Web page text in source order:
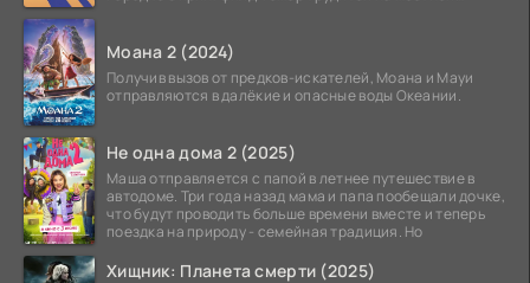
Моана 2 (2024)
Получив вызов от предков-искателей, Моана и Мауи
отправляются в далёкие и опасные воды Океании.
Не одна дома 2 (2025)
Маша отправляется с папой в летнее путешествие в
автодоме. Три года назад мама и папа пообещали дочке,
что будут проводить больше времени вместе и теперь
поездка на природу - семейная традиция. Но
Хищник: Планета смерти (2025)